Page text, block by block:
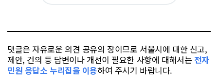
댓글은 자유로운 의견 공유의 장이므로 서울시에 대한 신고,
제안, 건의 등 답변이나 개선이 필요한 사항에 대해서는 전자
민원 응답소 누리집을 이용하여 주시기 바랍니다.